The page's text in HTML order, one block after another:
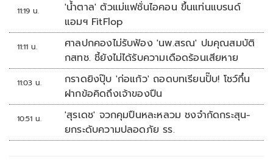
11:19 น.
'น้ำตาล' ตัวแม่แฟชั่นไอคอน ขึ้นแท่นแบรนด์
แอมฯ FitFlop
11:11 น.
ศาลปกคองไม่รับฟ้อง 'นพ.สรณ' ปมคุณสมบัติ
กสทช. ชี้ยังไม่ได้รับความเดือดร้อนเสียหาย
11:03 น.
กราดยิงปุ๊บ 'ก่อแก้ว' ถอดบทเรียนปั๊บ! โชว์กึ๋น
ฝากข้อคิดถึงเจ้าของปืน
10:51 น.
'สุรเดช' จวกคุมปืนหละหลวม ชงจำกัดกระสุน-
ยกระดับความปลอดภัย รร.